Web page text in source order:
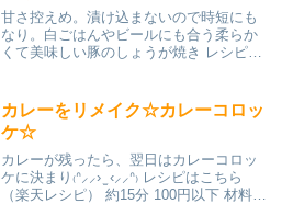
甘さ控えめ。漬け込まないので時短にも
なり。白ごはんやビールにも合う柔らか
くて美味しい豚のしょうが焼き レシピは
うゆ●酒●みりん●しょうが（チューブ）●
にん...
カレーをリメイク☆カレーコロッ
ケ☆
カレーが残ったら、翌日はカレーコロッ
ケに決まり₍ᐢ⸝⸝› ̫ ‹⸝⸝ᐢ₎ レシピはこちら
（楽天レシピ） 約15分 100円以下 材料じ